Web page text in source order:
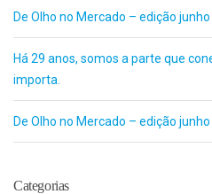
De Olho no Mercado – edição
Há 29 anos, somos a parte que
importa.
De Olho no Mercado – edição
Categorias